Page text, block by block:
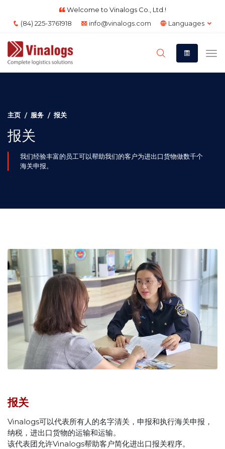
Welcome to Vinalogs Co., Ltd.!
(84) 225-3761918
info@vinalogs.com Languages
主页 服务 报关
报关
我们经验丰富的员工可以帮助我们的客户为进出口货物做数千个
海关申报。
报关
Vinalogs可以代表所有人的名字清关，申报和执行海关申报，
纳税，进出口货物的运输和运输。
该代表团允许Vinalogs帮助客户简化进出口报关程序。